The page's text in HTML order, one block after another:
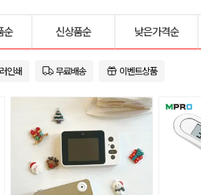
순 신상품순 낮은가격순
인쇄 무료배송 이벤트상품